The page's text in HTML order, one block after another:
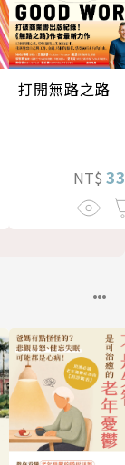
打開無路之路
NT$